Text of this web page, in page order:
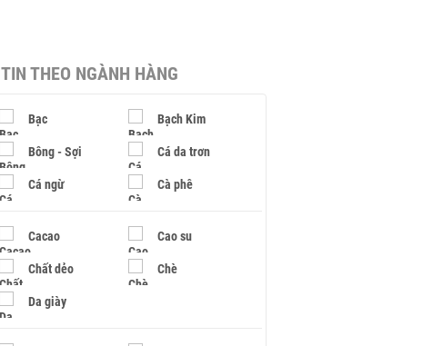
TIN THEO NGÀNH HÀNG
Bạc Bạch Kim
Bông - Sợi Cá da trơn
Cá ngừ Cà phê
Cacao Cao su
Chất dẻo Chè
Da giày